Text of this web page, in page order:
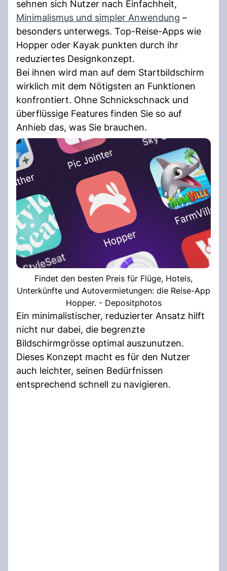
sehnen sich Nutzer nach Einfachheit,
Minimalismus und simpler Anwendung –
besonders unterwegs. Top-Reise-Apps wie
Hopper oder Kayak punkten durch ihr
reduziertes Designkonzept.
Bei ihnen wird man auf dem Startbildschirm
wirklich mit dem Nötigsten an Funktionen
konfrontiert. Ohne Schnickschnack und
überflüssige Features finden Sie so auf
Anhieb das, was Sie brauchen.
Findet den besten Preis für Flüge, Hotels,
Unterkünfte und Autovermietungen: die Reise-App
Hopper. - Depositphotos
Ein minimalistischer, reduzierter Ansatz hilft
nicht nur dabei, die begrenzte
Bildschirmgrösse optimal auszunutzen.
Dieses Konzept macht es für den Nutzer
auch leichter, seinen Bedürfnissen
entsprechend schnell zu navigieren.